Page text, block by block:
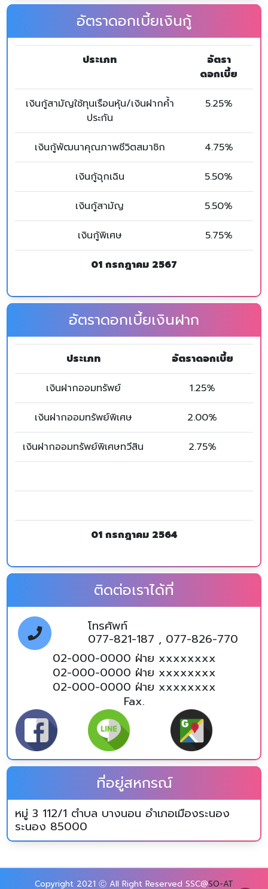
อัตราดอกเบี้ยเงินกู้
ประเภท
อัตรา
ดอกเบี้ย
เงินกู้สามัญใช้ทุนเรือนหุ้น/เงินฝากค้ำ
ประกัน
5.25%
เงินกู้พัฒนาคุณภาพชีวิตสมาชิก 4.75%
เงินกู้ฉุกเฉิน 5.50%
เงินกู้สามัญ 5.50%
เงินกู้พิเศษ 5.75%
01 กรกฎาคม 2567
อัตราดอกเบี้ยเงินฝาก
ประเภท อัตราดอกเบี้ย
เงินฝากออมทรัพย์ 1.25%
เงินฝากออมทรัพย์พิเศษ 2.00%
เงินฝากออมทรัพย์พิเศษทวีสิน 2.75%
01 กรกฎาคม 2564
ติดต่อเราได้ที่
โทรศัพท์
077-821-187 , 077-826-770
02-000-0000 ฝ่าย xxxxxxxx
02-000-0000 ฝ่าย xxxxxxxx
02-000-0000 ฝ่าย xxxxxxxx
Fax.
ที่อยู่สหกรณ์
หมู่ 3 112/1 ตำบล บางนอน อำเภอเมืองระนอง
ระนอง 85000
Copyright 2021 Ⓒ All Right Reserved SSC@SO-AT